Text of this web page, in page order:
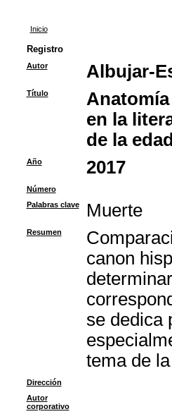
Inicio
Registro
Autor Albujar-
Título
en la
de la
Año 2017
Número
Palabras clave
Muerte
Resumen
canon
se dedica
tema de
Dirección
Autor
corporativo